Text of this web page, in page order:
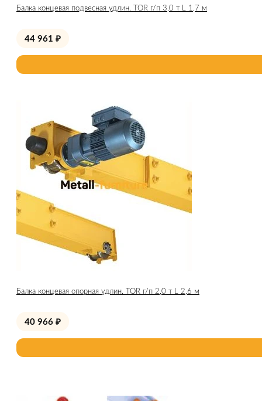
Балка концевая подвесная удлин. TOR г/п 3,0 т L 1,7 м
44 961 ₽
Балка концевая опорная удлин. TOR г/п 2,0 т L 2,6 м
40 966 ₽